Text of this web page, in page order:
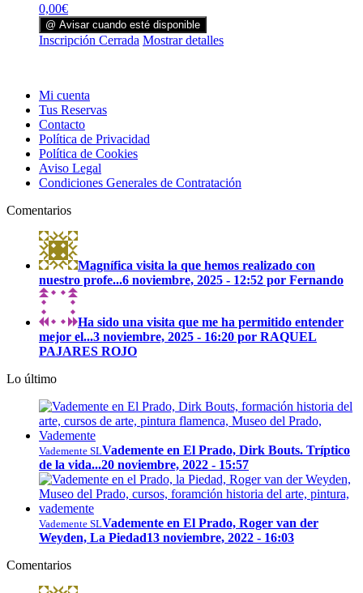
0,00€
@ Avisar cuando esté disponible
Inscripción Cerrada Mostrar detalles
Mi cuenta
Tus Reservas
Contacto
Política de Privacidad
Política de Cookies
Aviso Legal
Condiciones Generales de Contratación
Comentarios
Magnífica visita la que hemos realizado con
nuestro profe...6 noviembre, 2025 - 12:52 por Fernando
Ha sido una visita que me ha permitido entender
mejor el...3 noviembre, 2025 - 16:20 por RAQUEL
PAJARES ROJO
Lo último
Vademente SLVademente en El Prado, Dirk Bouts. Tríptico
de la vida...20 noviembre, 2022 - 15:57
Vademente SLVademente en El Prado, Roger van der
Weyden, La Piedad13 noviembre, 2022 - 16:03
Comentarios